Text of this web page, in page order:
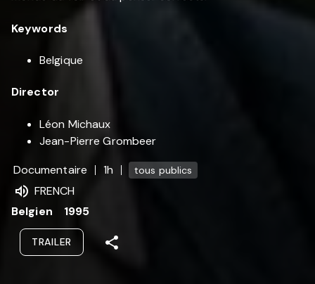
Keywords
Belgique
Director
Léon Michaux
Jean-Pierre Grombeer
Documentaire
1h tous publics
FRENCH
Belgien
1995
TRAILER